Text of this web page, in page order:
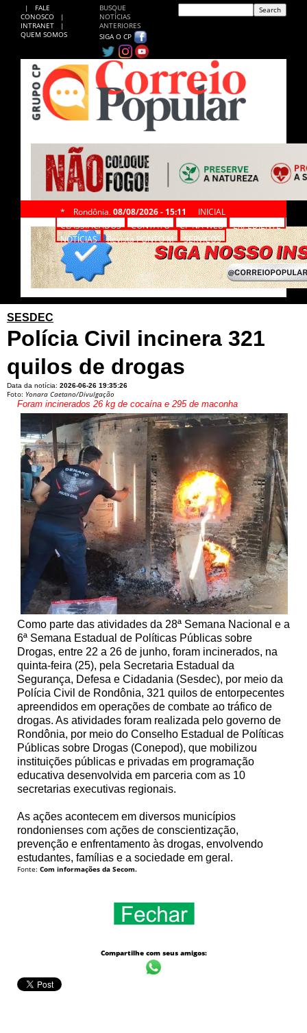
|
FALE
CONOSCO
|
INTRANET
|
QUEM SOMOS
BUSQUE
NOTÍCIAS
ANTERIORES
SIGA O CP
* Rondônia, 08/08/2026 - 15:11
INICIAL
CLASSIFICADOS
CONTATO CP NA WEB
EXPEDIENTE
NOTÍCIAS
Revista PONTO M SERVIÇOS
SESDEC
Polícia Civil incinera 321
quilos de drogas
Data da notícia: 2026-06-26 19:35:26
Foto: Yonara Caetano/Divulgação
Foram incinerados 26 kg de cocaína e 295 de maconha
Como parte das atividades da 28ª Semana Nacional e a
6ª Semana Estadual de Políticas Públicas sobre
Drogas, entre 22 a 26 de junho, foram incinerados, na
quinta-feira (25), pela Secretaria Estadual da
Segurança, Defesa e Cidadania (Sesdec), por meio da
Polícia Civil de Rondônia, 321 quilos de entorpecentes
apreendidos em operações de combate ao tráfico de
drogas. As atividades foram realizada pelo governo de
Rondônia, por meio do Conselho Estadual de Políticas
Públicas sobre Drogas (Conepod), que mobilizou
instituições públicas e privadas em programação
educativa desenvolvida em parceria com as 10
secretarias executivas regionais.
As ações acontecem em diversos municípios
rondonienses com ações de conscientização,
prevenção e enfrentamento às drogas, envolvendo
estudantes, famílias e a sociedade em geral.
Fonte: Com informações da Secom.
Compartilhe com seus amigos: